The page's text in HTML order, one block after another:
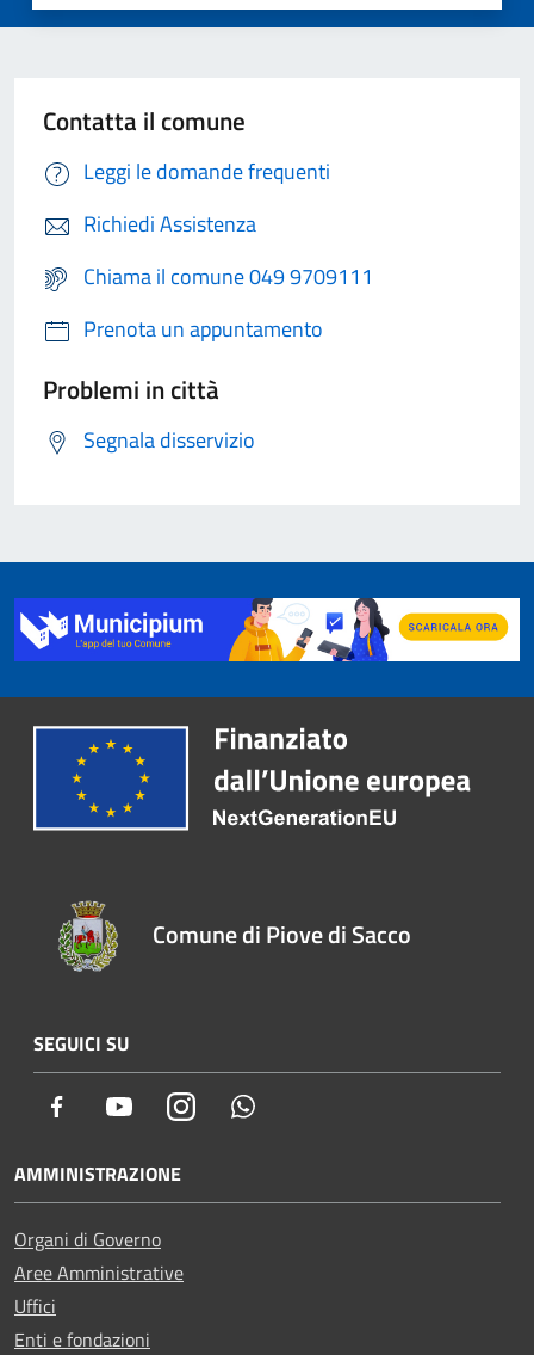
Contatta il comune
Leggi le domande frequenti
Richiedi Assistenza
Chiama il comune 049 9709111
Prenota un appuntamento
Problemi in città
Segnala disservizio
Comune di Piove di Sacco
SEGUICI SU
Facebook YoutubeInstagram
AMMINISTRAZIONE
Organi di Governo
Aree Amministrative
Uffici
Enti e fondazioni